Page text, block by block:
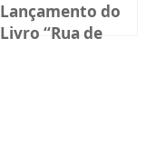
Lançamento do
Livro “Rua de